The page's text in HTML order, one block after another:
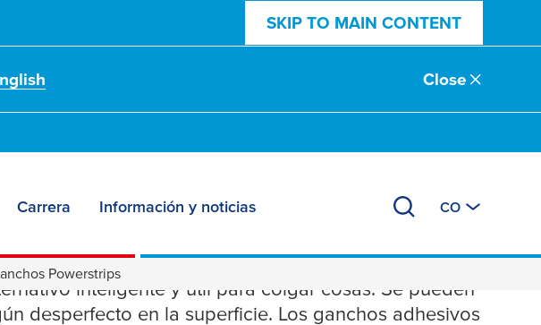
SKIP TO MAIN CONTENT
Close
Carrera Información y noticias CO
Powerstrips
inteligente y útil para colgar cosas. Se pueden
desperfecto en la superficie. Los ganchos adhesivos